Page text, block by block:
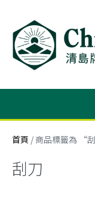
首頁 / 商品標籤為 “
刮刀